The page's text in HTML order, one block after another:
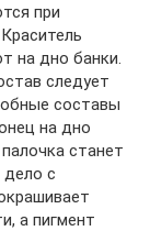
при
на дно банки.
следует
составы
на дно
станет
с
а пигмент